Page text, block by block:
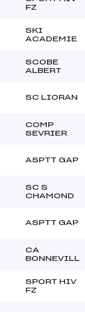
FZ
SKI
ACADEMIE
SCOBE
ALBERT
SC LIORAN
COMP
SEVRIER
ASPTT GAP
SC S
CHAMOND
ASPTT GAP
CA
BONNEVILL
SPORT HIV
FZ